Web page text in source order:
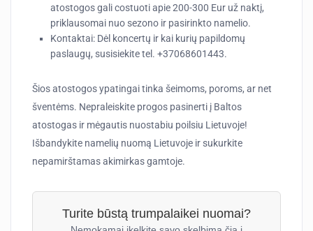
atostogos gali costuoti apie 200-300 Eur už naktį,
priklausomai nuo sezono ir pasirinkto namelio.
Kontaktai: Dėl koncertų ir kai kurių papildomų
paslaugų, susisiekite tel. +37068601443.
Šios atostogos ypatingai tinka šeimoms, poroms, ar net
šventėms. Nepraleiskite progos pasinerti į Baltos
atostogas ir mėgautis nuostabiu poilsiu Lietuvoje!
Išbandykite namelių nuomą Lietuvoje ir sukurkite
nepamirštamas akimirkas gamtoje.
Turite būstą trumpalaikei nuomai?